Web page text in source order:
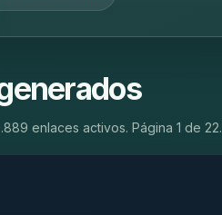
enlaces activos. Página 1 de 22.